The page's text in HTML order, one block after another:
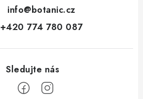
info@botanic.cz
+420 774 780 087